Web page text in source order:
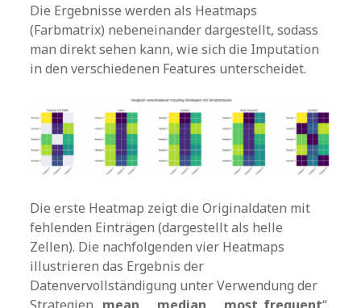
Die Ergebnisse werden als Heatmaps
(Farbmatrix) nebeneinander dargestellt, sodass
man direkt sehen kann, wie sich die Imputation
in den verschiedenen Features unterscheidet.
Die erste Heatmap zeigt die Originaldaten mit
fehlenden Einträgen (dargestellt als helle
Zellen). Die nachfolgenden vier Heatmaps
illustrieren das Ergebnis der
Datenvervollständigung unter Verwendung der